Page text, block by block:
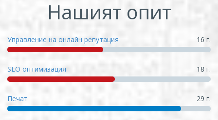
Нашият опит
Управление на онлайн репутация 16 г.
SEO оптимизация 18 г.
Печат 29 г.